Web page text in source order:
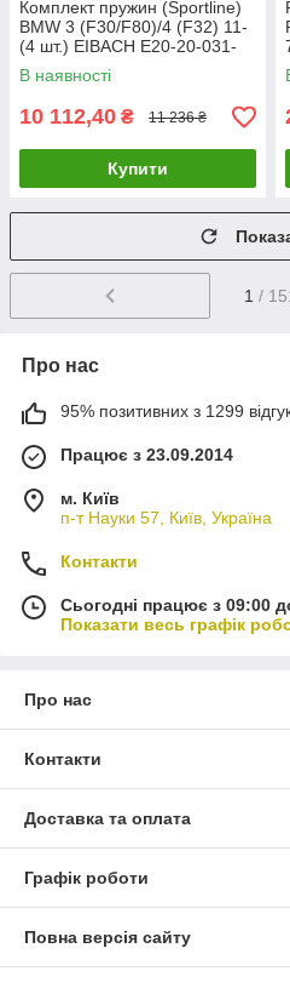
Комплект пружин (Sportline)
BMW 3 (F30/F80)/4 (F32) 11-
(4 шт.) EIBACH E20-20-031-
01-22 UA61
В наявності
10 112,40 ₴ 11 236 ₴
Купити
1 /
Про нас
95% позитивних з 1299
Працює з 23.09.2014
м. Київ
п-т Науки 57, Київ, Україна
Контакти
Сьогодні працює з 09:00
Показати весь графік
Про нас
Контакти
Доставка та оплата
Графік роботи
Повна версія сайту